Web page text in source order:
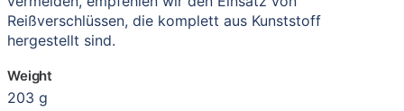
Reißverschlüssen, die komplett aus Kunststoff
hergestellt sind.
Weight
203 g